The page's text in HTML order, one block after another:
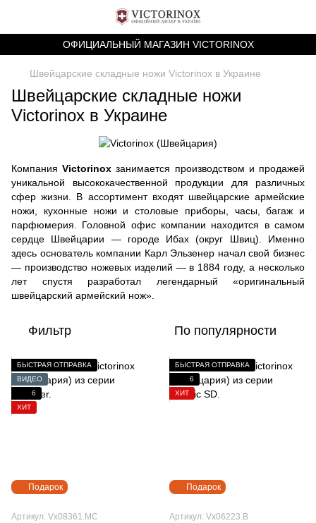
ОФИЦИАЛЬНЫЙ МАГАЗИН VICTORINOX
Швейцарские складные ножи Victorinox в Украине
Швейцарские складные ножи
Victorinox в Украине
КомпанияVictorinox занимается производством и продажей
уникальной высококачественной продукции для различных
сфер жизни. В ассортимент входят швейцарские армейские
ножи, кухонные ножи и столовые приборы, часы, багаж и
парфюмерия. Головной офис компании находится в самом
сердце Швейцарии — городе Ибах (округ Швиц). Именно
здесь основатель компании Карл Эльзенер начал свой бизнес
— производство ножевых изделий — в 1884 году, а несколько
лет спустя разработал легендарный «оригинальный
швейцарский армейский нож».
Фильтр По популярности
Подарок
БЫСТРАЯ ОТПРАВКА
ВИДЕО
6
ХИТ
Артикул: Vx08361.MC
Подарок
БЫСТРАЯ ОТПРАВКА
6
ХИТ
Артикул: Vx06223.B